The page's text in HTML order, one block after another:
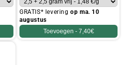
GRATIS* leveringop ma. 10
augustus
Toevoegen - 7,40€